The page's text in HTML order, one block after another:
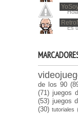
Es
de los 90
(71) juegos
(53) juegos
(30) tutoriales